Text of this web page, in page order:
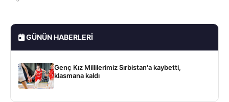
GÜNÜN HABERLERI
Genç Kız Millilerimiz Sırbistan'a kaybetti,
klasmana kaldı